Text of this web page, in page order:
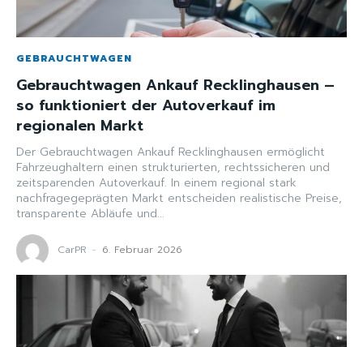
GEBRAUCHTWAGEN
Gebrauchtwagen Ankauf Recklinghausen –
so funktioniert der Autoverkauf im
regionalen Markt
Der Gebrauchtwagen Ankauf Recklinghausen ermöglicht
Fahrzeughaltern einen strukturierten, rechtssicheren und
zeitsparenden Autoverkauf. In einem regional stark
nachfragegeprägten Markt entscheiden realistische Preise,
transparente Abläufe und...
CarPR - 6. Februar 2026